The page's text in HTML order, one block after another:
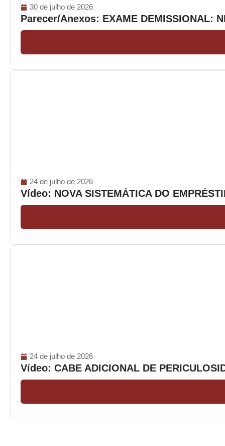
30 de julho de 2026
Parecer/Anexos: EXAME DEMISSIONAL:
24 de julho de 2026
Vídeo: NOVA SISTEMÁTICA DO
24 de julho de 2026
Vídeo: CABE ADICIONAL DE